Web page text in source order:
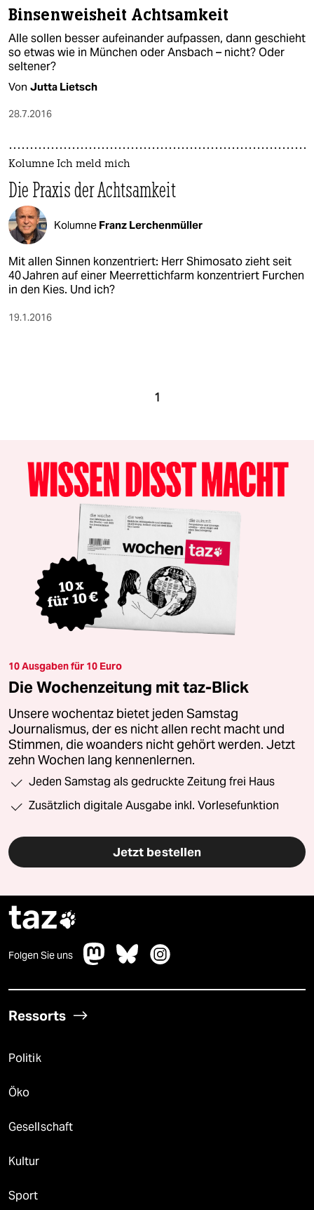
Binsenweisheit Achtsamkeit
Alle sollen besser aufeinander aufpassen, dann geschieht
so etwas wie in München oder Ansbach – nicht? Oder
seltener?
Von Jutta Lietsch
28.7.2016
Kolumne Ich meld mich
Die Praxis der Achtsamkeit
Kolumne Franz Lerchenmüller
Mit allen Sinnen konzentriert: Herr Shimosato zieht seit
40 Jahren auf einer Meerrettichfarm konzentriert Furchen
in den Kies. Und ich?
19.1.2016
1
10 Ausgaben für 10 Euro
Die Wochenzeitung mit taz-Blick
Unsere wochentaz bietet jeden Samstag
Journalismus, der es nicht allen recht macht und
Stimmen, die woanders nicht gehört werden. Jetzt
zehn Wochen lang kennenlernen.
Jeden Samstag als gedruckte Zeitung frei Haus
Zusätzlich digitale Ausgabe inkl. Vorlesefunktion
Jetzt bestellen
taz
Folgen Sie uns
Ressorts
Politik
Öko
Gesellschaft
Kultur
Sport